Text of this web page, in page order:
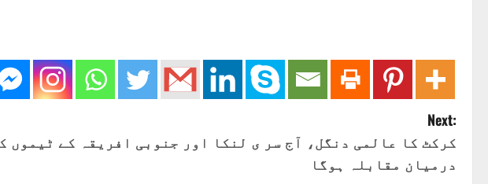
Next:
کرکٹ کا عالمی دنگل، آج سر ی لنکا اور جنوبی افریقہ کے ٹیموں
درمیان مقابلہ ہوگا